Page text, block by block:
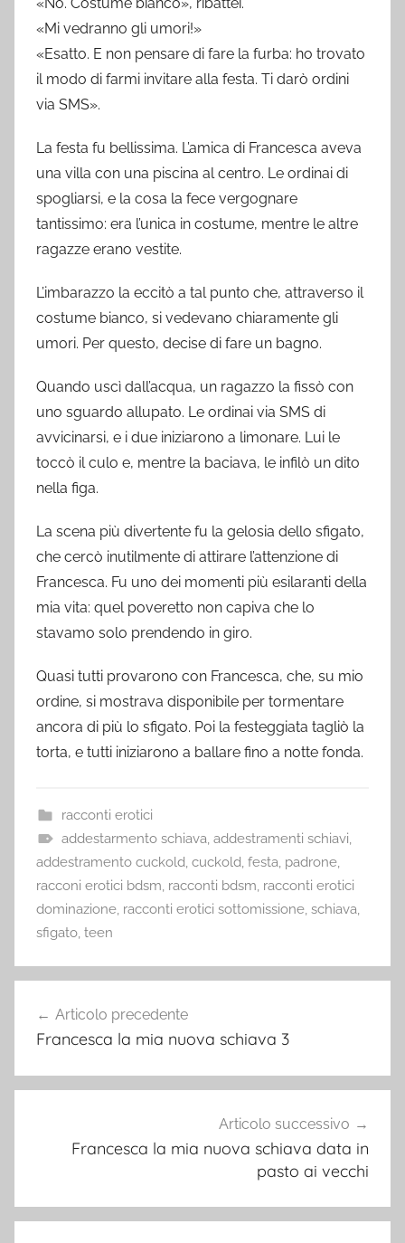
«Mi vedranno gli umori!»
«Esatto. E non pensare di fare la furba: ho trovato
il modo di farmi invitare alla festa. Ti darò ordini
via SMS».
La festa fu bellissima. L’amica di Francesca aveva
una villa con una piscina al centro. Le ordinai di
spogliarsi, e la cosa la fece vergognare
tantissimo: era l’unica in costume, mentre le altre
ragazze erano vestite.
L’imbarazzo la eccitò a tal punto che, attraverso il
costume bianco, si vedevano chiaramente gli
umori. Per questo, decise di fare un bagno.
Quando uscì dall’acqua, un ragazzo la fissò con
uno sguardo allupato. Le ordinai via SMS di
avvicinarsi, e i due iniziarono a limonare. Lui le
toccò il culo e, mentre la baciava, le infilò un dito
nella figa.
La scena più divertente fu la gelosia dello sfigato,
che cercò inutilmente di attirare l’attenzione di
Francesca. Fu uno dei momenti più esilaranti della
mia vita: quel poveretto non capiva che lo
stavamo solo prendendo in giro.
Quasi tutti provarono con Francesca, che, su mio
ordine, si mostrava disponibile per tormentare
ancora di più lo sfigato. Poi la festeggiata tagliò la
torta, e tutti iniziarono a ballare fino a notte fonda.
racconti erotici
addestarmento schiava, addestramenti schiavi,
addestramento cuckold, cuckold, festa, padrone,
racconi erotici bdsm, racconti bdsm, racconti erotici
dominazione, racconti erotici sottomissione, schiava,
sfigato, teen
articoli
Articolo precedente
Francesca la mia nuova schiava 3
Articolo successivo
Francesca la mia nuova schiava data in
pasto ai vecchi